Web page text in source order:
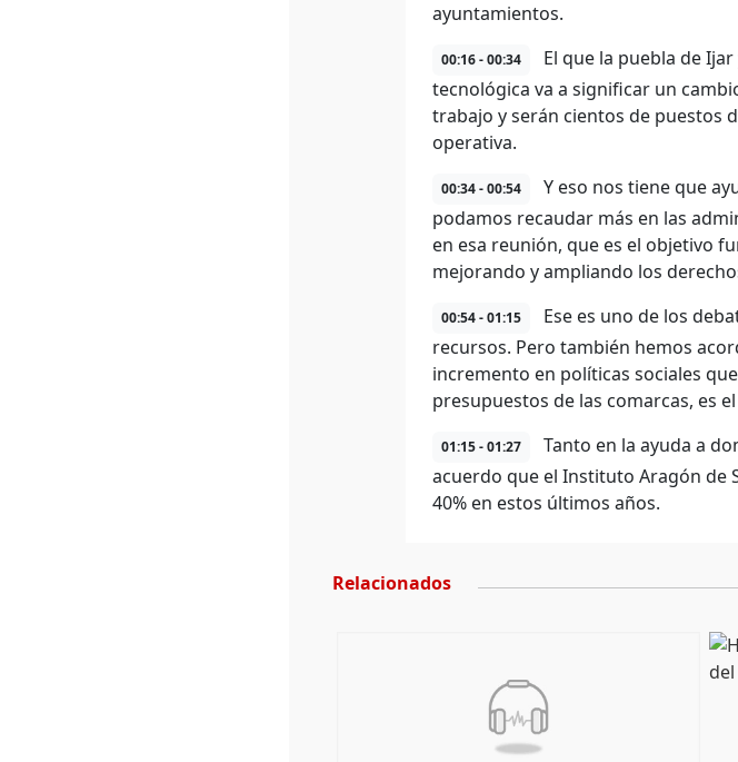
ayuntamientos.
00:16 - 00:34
El que la puebla de
tecnológica va a significar un
trabajo y serán cientos de puestos
operativa.
00:34 - 00:54
Y eso nos tiene que
podamos recaudar más en las
en esa reunión, que es el objetivo
mejorando y ampliando los
00:54 - 01:15
Ese es uno de los
recursos. Pero también hemos
incremento en políticas sociales
presupuestos de las comarcas, es
01:15 - 01:27
Tanto en la ayuda a
acuerdo que el Instituto Aragón de
40% en estos últimos años.
Relacionados